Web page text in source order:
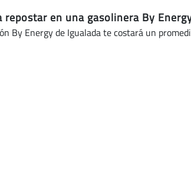
repostar en una gasolinera By
By Energy de Igualada te costará un